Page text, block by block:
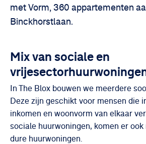
met Vorm, 360 appartementen
Binckhorstlaan.
Mix van sociale en
In The Blox bouwen we meerdere
Deze zijn geschikt voor mensen die
inkomen en woonvorm van elkaar
sociale huurwoningen, komen er ook
dure huurwoningen.